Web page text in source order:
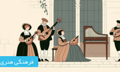
فرهنگی هنری